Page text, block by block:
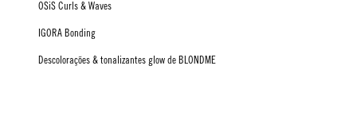
OSiS Curls & Waves
IGORA Bonding
Descolorações & tonalizantes glow de BLONDME